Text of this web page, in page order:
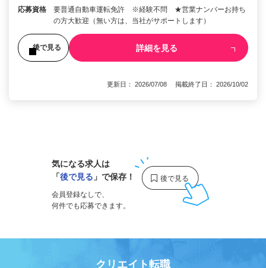
応募資格
要普通自動車運転免許 ※経験不問 ★営業ナンバーお持ち
の方大歓迎（無い方は、当社がサポートします）
後で見る 詳細を見る
更新日： 2026/07/08 掲載終了日： 2026/10/02
気になる求人は
「後で見る 」で保存！
会員登録なしで、
何件でも応募できます。
クリエイト転職